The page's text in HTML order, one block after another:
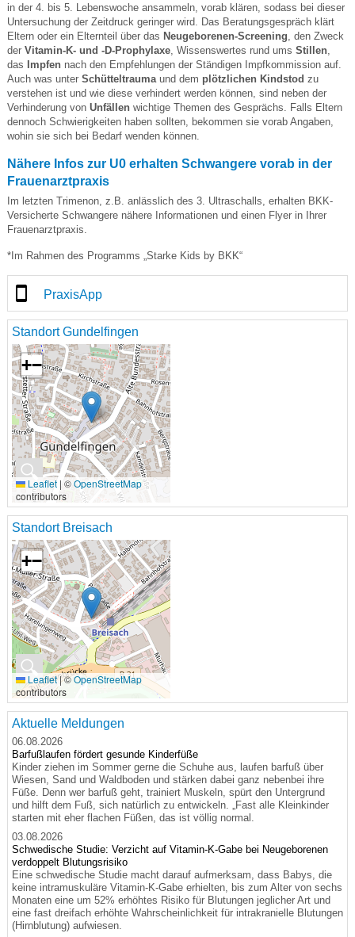
in der 4. bis 5. Lebenswoche ansammeln, vorab klären, sodass bei dieser
Untersuchung der Zeitdruck geringer wird. Das Beratungsgespräch klärt
Eltern oder ein Elternteil über das Neugeborenen-Screening , den Zweck
der Vitamin-K- und -D-Prophylaxe, Wissenswertes rund ums Stillen,
das
Impfennach den Empfehlungen der Ständigen Impfkommission auf.
Auch was unter Schütteltraumaund dem plötzlichen Kindstod zu
verstehen ist und wie diese verhindert werden können, sind neben der
Verhinderung von Unfällenwichtige Themen des Gesprächs. Falls Eltern
dennoch Schwierigkeiten haben sollten, bekommen sie vorab Angaben,
wohin sie sich bei Bedarf wenden können.
Nähere Infos zur U0 erhalten Schwangere vorab in der
Frauenarztpraxis
Im letzten Trimenon, z.B. anlässlich des 3. Ultraschalls, erhalten BKK-
Versicherte Schwangere nähere Informationen und einen Flyer in Ihrer
Frauenarztpraxis.
*Im Rahmen des Programms „Starke Kids by BKK“
PraxisApp
Standort Gundelfingen
🔍
+−
Leaflet | ©OpenStreetMap
contributors
Standort Breisach
🔍
+−
Leaflet|©OpenStreetMap
contributors
Aktuelle Meldungen
06.08.2026
Barfußlaufen fördert gesunde Kinderfüße
Kinder ziehen im Sommer gerne die Schuhe aus, laufen barfuß über
Wiesen, Sand und Waldboden und stärken dabei ganz nebenbei ihre
Füße. Denn wer barfuß geht, trainiert Muskeln, spürt den Untergrund
und hilft dem Fuß, sich natürlich zu entwickeln. „Fast alle Kleinkinder
starten mit eher flachen Füßen, das ist völlig normal.
03.08.2026
Schwedische Studie: Verzicht auf Vitamin-K-Gabe bei Neugeborenen
verdoppelt Blutungsrisiko
Eine schwedische Studie macht darauf aufmerksam, dass Babys, die
keine intramuskuläre Vitamin-K-Gabe erhielten, bis zum Alter von sechs
Monaten eine um 52% erhöhtes Risiko für Blutungen jeglicher Art und
eine fast dreifach erhöhte Wahrscheinlichkeit für intrakranielle Blutungen
(Hirnblutung) aufwiesen.